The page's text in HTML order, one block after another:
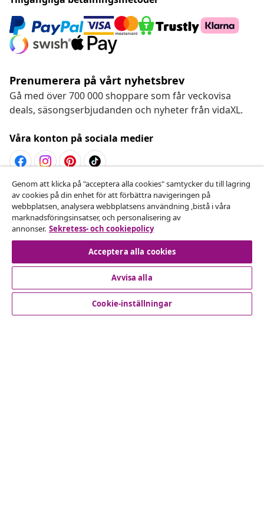
Prenumerera på vårt nyhetsbrev
Gå med över 700 000 shoppare som får veckovisa
deals, säsongserbjudanden och nyheter från vidaXL.
Våra konton på sociala medier
Avbryta avtalet
Skicka in en begäran om uttag för din beställning.
Avbryta avtalet
Kundservice
Genom att klicka på "acceptera alla cookies" samtycker du till lagring
av cookies på din enhet för att förbättra navigeringen på
webbplatsen, analysera webbplatsens användning ,bistå i våra
marknadsföringsinsatser, och personalisering av
annonser. Sekretess- och cookiepolicy
Acceptera alla cookies
Avvisa alla
Cookie-inställningar